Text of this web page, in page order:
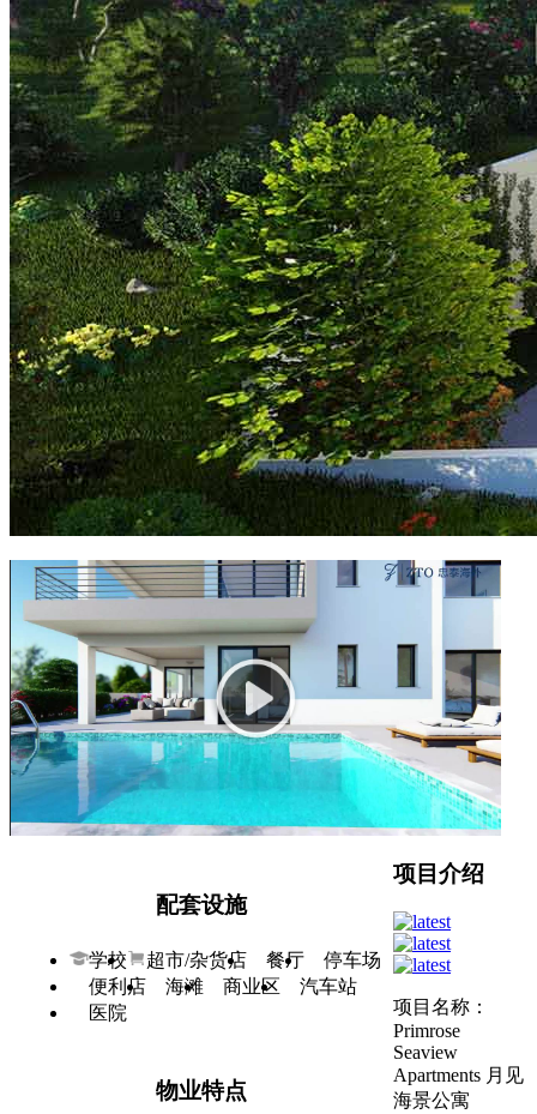
项目信息
建筑面积：162.64平
土地面积：
物业类型：公寓
卧室数量：2室
车位数量：1个
交房时间：2023
房源产权：永久
房源价格：185万起
房源均价：1.1万起
交房标准：精装修
配套设施
学校 超市/杂货店 餐厅
停车场
便利店
海滩 商业区
汽车站
医院
物业特点
项目介绍
项目名称：
Primrose
Seaview
Apartments 月见
海景公寓